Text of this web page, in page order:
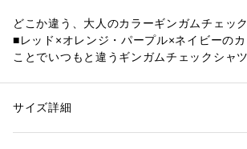
どこか違う、大人のカラーギンガムチェッ
■レッド×オレンジ・パープル×ネイビーの
ことでいつもと違うギンガムチェックシャ
■バイオウォッシュ加工を施し、肌触りの
性別：メンズ
素材：綿100%
サイズ詳細